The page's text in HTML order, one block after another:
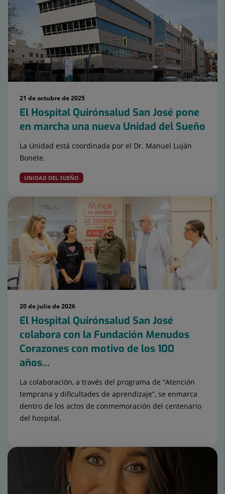
21 de octubre de 2025
El Hospital Quirónsalud San José pone
en marcha una nueva Unidad del Sueño
La Unidad está coordinada por el Dr. Manuel Luján
Bonete.
UNIDAD DEL SUEÑO
20 de julio de 2026
El Hospital Quirónsalud San José
colabora con la Fundación Menudos
Corazones con motivo de los 100
años...
La colaboración, a través del programa de “Atención
temprana y dificultades de aprendizaje”, se enmarca
dentro de los actos de conmemoración del centenario
del hospital.